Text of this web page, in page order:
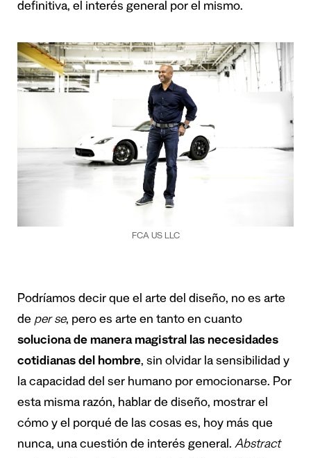
definitiva, el interés general por el mismo.
FCA US LLC
Podríamos decir que el arte del diseño, no es arte
de per se, pero es arte en tanto en cuanto
soluciona de manera magistral las necesidades
cotidianas del hombre, sin olvidar la sensibilidad y
la capacidad del ser humano por emocionarse. Por
esta misma razón, hablar de diseño, mostrar el
cómo y el porqué de las cosas es, hoy más que
nunca, una cuestión de interés general. Abstract